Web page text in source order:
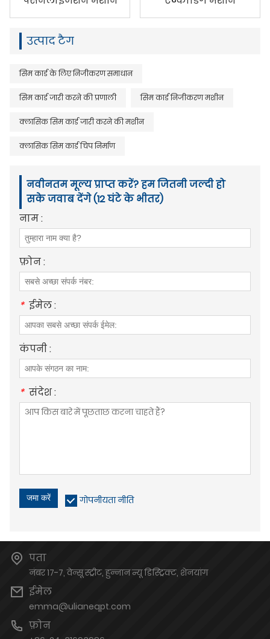
उत्पाद टैग
सिम कार्ड के लिए निजीकरण समाधान
सिम कार्ड जारी करने की प्रणाली सिम कार्ड निजीकरण मशीन
क्लासिक सिम कार्ड जारी करने की मशीन
क्लासिक सिम कार्ड चिप निर्माण
नवीनतम मूल्य प्राप्त करें? हम जितनी जल्दी हो
सके जवाब देंगे (12 घंटे के भीतर)
नाम :
फ़ोन :
* ईमेल :
कंपनी :
* संदेश :
जमा करें गोपनीयता नीति
पता
नंबर 17-7, वेन्सू स्ट्रीट, हुन्नान न्यू डिस्ट्रिक्ट, शेनयांग
ईमेल
emma@ulianeqpt.com
फ़ोन